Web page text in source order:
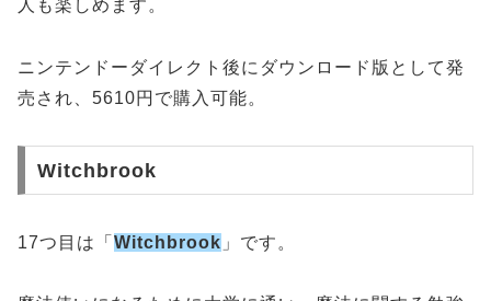
人も楽しめます。
ニンテンドーダイレクト後にダウンロード版として発
売され、5610円で購入可能。
Witchbrook
17つ目は「 Witchbrook 」です。